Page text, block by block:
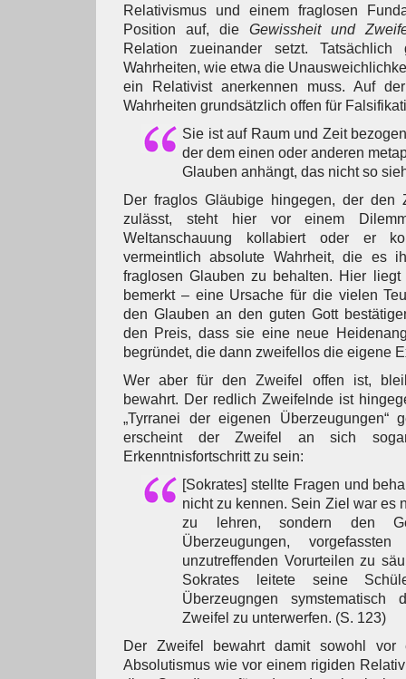
Relativismus und einem fraglosen
Position auf, die Gewissheit und
Relation zueinander setzt.
Wahrheiten, wie etwa die
ein Relativist anerkennen muss. Auf
Wahrheiten grundsätzlich offen für
Sie ist auf Raum und Zeit
der dem einen oder anderen
Glauben anhängt, das nicht so
Der fraglos Gläubige hingegen, der den
zulässt, steht hier vor einem
Weltanschauung kollabiert oder er
vermeintlich absolute Wahrheit, die es
fraglosen Glauben zu behalten. Hier
bemerkt – eine Ursache für die vielen
den Glauben an den guten Gott
den Preis, dass sie eine neue
begründet, die dann zweifellos die eigene
Wer aber für den Zweifel offen ist,
bewahrt. Der redlich Zweifelnde ist
„Tyrranei der eigenen Überzeugungen“
erscheint der Zweifel an sich
Erkenntnisfortschritt zu sein:
[Sokrates] stellte Fragen und
nicht zu kennen. Sein Ziel war es
zu lehren, sondern den
Überzeugungen,
unzutreffenden Vorurteilen zu
Sokrates leitete seine
Überzeugngen symstematisch
Zweifel zu unterwerfen. (S. 123)
Der Zweifel bewahrt damit sowohl vor
Absolutismus wie vor einem rigiden